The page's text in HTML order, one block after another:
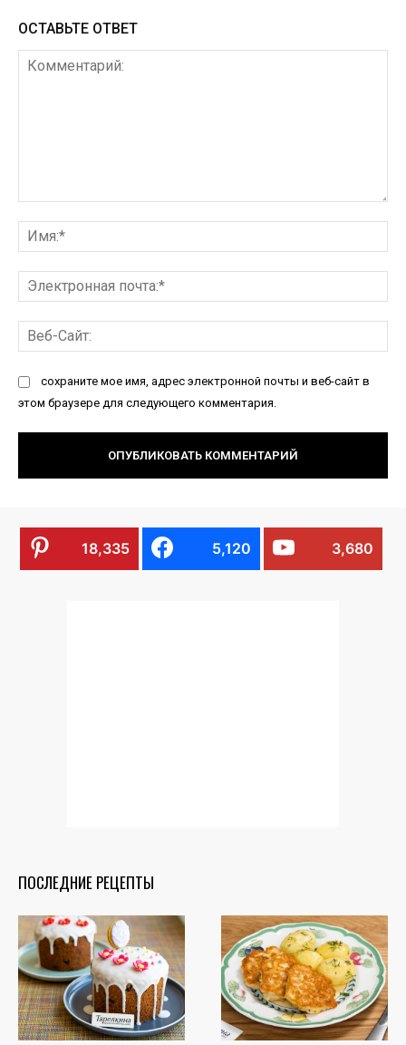
ОСТАВЬТЕ ОТВЕТ
сохраните мое имя, адрес электронной почты и веб-сайт в
этом браузере для следующего комментария.
18,335 5,120 3,680
ПОСЛЕДНИЕ РЕЦЕПТЫ